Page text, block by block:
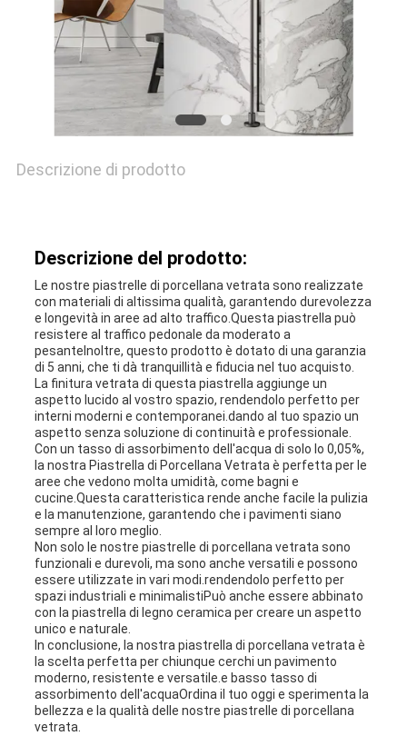
Descrizione di prodotto
Descrizione del prodotto:
Le nostre piastrelle di porcellana vetrata sono realizzate
con materiali di altissima qualità, garantendo durevolezza
e longevità in aree ad alto traffico.Questa piastrella può
resistere al traffico pedonale da moderato a
pesanteInoltre, questo prodotto è dotato di una garanzia
di 5 anni, che ti dà tranquillità e fiducia nel tuo acquisto.
La finitura vetrata di questa piastrella aggiunge un
aspetto lucido al vostro spazio, rendendolo perfetto per
interni moderni e contemporanei.dando al tuo spazio un
aspetto senza soluzione di continuità e professionale.
Con un tasso di assorbimento dell'acqua di solo lo 0,05%,
la nostra Piastrella di Porcellana Vetrata è perfetta per le
aree che vedono molta umidità, come bagni e
cucine.Questa caratteristica rende anche facile la pulizia
e la manutenzione, garantendo che i pavimenti siano
sempre al loro meglio.
Non solo le nostre piastrelle di porcellana vetrata sono
funzionali e durevoli, ma sono anche versatili e possono
essere utilizzate in vari modi.rendendolo perfetto per
spazi industriali e minimalistiPuò anche essere abbinato
con la piastrella di legno ceramica per creare un aspetto
unico e naturale.
In conclusione, la nostra piastrella di porcellana vetrata è
la scelta perfetta per chiunque cerchi un pavimento
moderno, resistente e versatile.e basso tasso di
assorbimento dell'acquaOrdina il tuo oggi e sperimenta la
bellezza e la qualità delle nostre piastrelle di porcellana
vetrata.